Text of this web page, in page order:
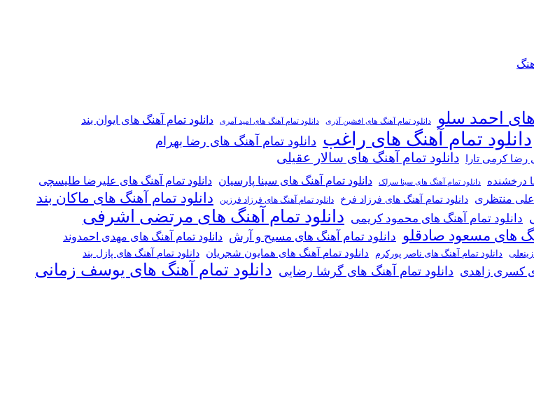
های احمد سلو دانلود تمام آهنگ های افشین آذری دانلود تمام آهنگ های امید آمری دانلود تمام آهنگ های ایوان بند
دانلود تمام آهنگ های راغب دانلود تمام آهنگ های رضا بهرام
رضا کرمی تارا دانلود تمام آهنگ های سالار عقیلی
درخشنده دانلود تمام آهنگ های سینا سرلک دانلود تمام آهنگ های سینا پارسیان دانلود تمام آهنگ های علیرضا طلیسچی
علی منتظری دانلود تمام آهنگ های فرزاد فرخ دانلود تمام آهنگ های فرزاد فرزین دانلود تمام آهنگ های ماکان بند
دانلود تمام آهنگ های محمود کریمی دانلود تمام آهنگ های مرتضی اشرفی
های مسعود صادقلو دانلود تمام آهنگ های مسیح و آرش دانلود تمام آهنگ های مهدی احمدوند
دانلود تمام آهنگ های ناصر پورکرم دانلود تمام آهنگ های همایون شجریان دانلود تمام آهنگ های پازل بند
کسری زاهدی دانلود تمام آهنگ های گرشا رضایی دانلود تمام آهنگ های یوسف زمانی